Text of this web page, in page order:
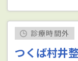
診療時間外
つくば村井